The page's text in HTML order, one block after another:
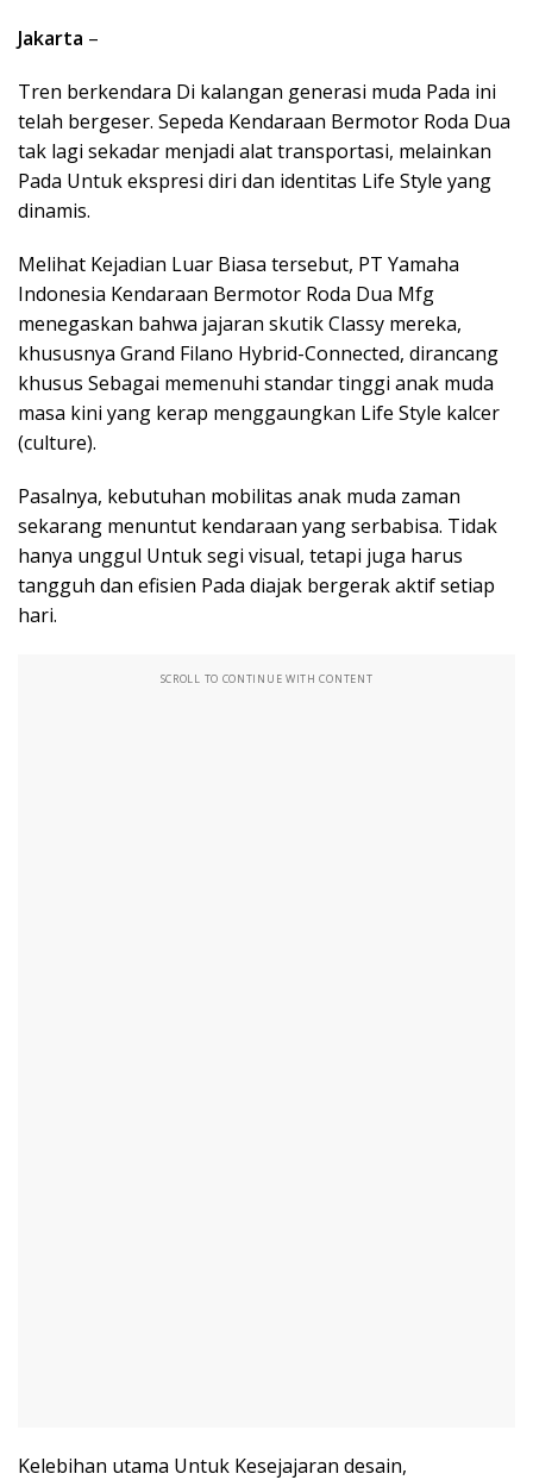
Jakarta –
Tren berkendara Di kalangan generasi muda Pada ini
telah bergeser. Sepeda Kendaraan Bermotor Roda Dua
tak lagi sekadar menjadi alat transportasi, melainkan
Pada Untuk ekspresi diri dan identitas Life Style yang
dinamis.
Melihat Kejadian Luar Biasa tersebut, PT Yamaha
Indonesia Kendaraan Bermotor Roda Dua Mfg
menegaskan bahwa jajaran skutik Classy mereka,
khususnya Grand Filano Hybrid-Connected, dirancang
khusus Sebagai memenuhi standar tinggi anak muda
masa kini yang kerap menggaungkan Life Style kalcer
(culture).
Pasalnya, kebutuhan mobilitas anak muda zaman
sekarang menuntut kendaraan yang serbabisa. Tidak
hanya unggul Untuk segi visual, tetapi juga harus
tangguh dan efisien Pada diajak bergerak aktif setiap
hari.
SCROLL TO CONTINUE WITH CONTENT
Kelebihan utama Untuk Kesejajaran desain,